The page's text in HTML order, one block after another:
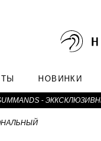
НОВИНКИ
-